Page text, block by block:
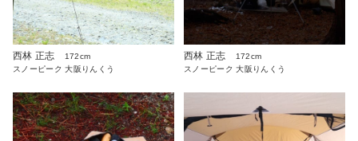
西林 正志
172cm
スノーピーク 大阪りんくう
西林 正志
172cm
スノーピーク 大阪りんくう